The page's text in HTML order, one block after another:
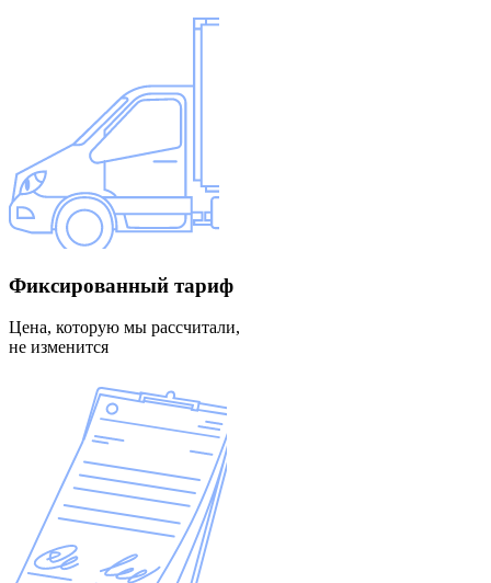
Фиксированный тариф
Цена, которую мы рассчитали,
не изменится